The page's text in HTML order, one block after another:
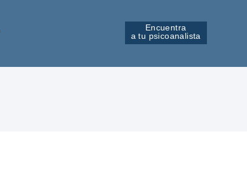
Encuentra
a tu psicoanalista